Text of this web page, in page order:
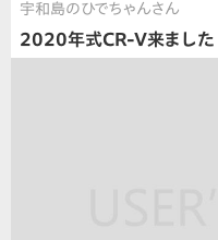
宇和島のひでちゃんさん
2020年式CR-V来ました